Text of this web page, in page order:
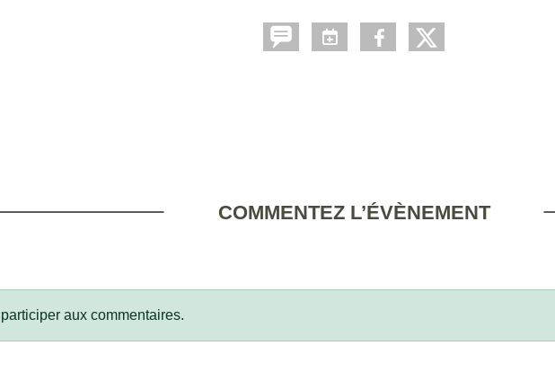
COMMENTEZ L’ÉVÈNEMENT
aux commentaires.